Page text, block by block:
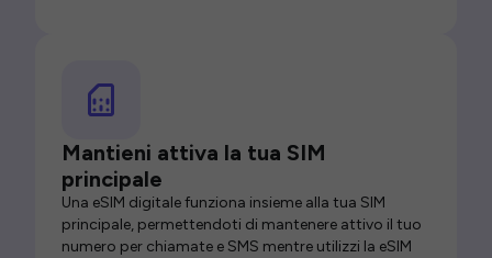
Mantieni attiva la tua SIM
principale
Una eSIM digitale funziona insieme alla tua SIM
principale, permettendoti di mantenere attivo il tuo
numero per chiamate e SMS mentre utilizzi la eSIM